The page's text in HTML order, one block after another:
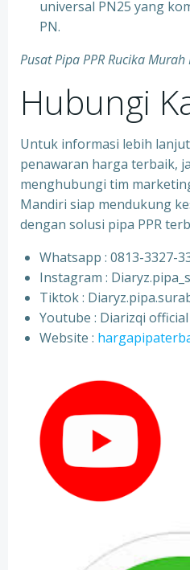
universal PN25 yang
PN.
Pusat Pipa PPR Rucika
Hubungi
Untuk informasi lebih
penawaran harga terbaik,
menghubungi tim
Mandiri siap mendukung
dengan solusi pipa PPR
Whatsapp : 0813-3327-
⁠Instagram :
⁠Tiktok :
⁠Youtube : Diarizqi official
⁠Website :